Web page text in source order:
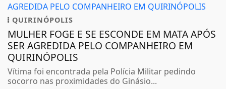
QUIRINÓPOLIS
MULHER FOGE E SE ESCONDE EM MATA APÓS
SER AGREDIDA PELO COMPANHEIRO EM
QUIRINÓPOLIS
Vítima foi encontrada pela Polícia Militar pedindo
socorro nas proximidades do Ginásio...